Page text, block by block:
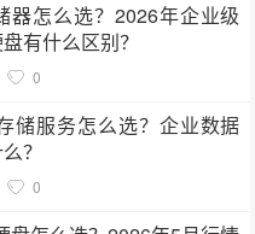
H100显卡(188)
西部数据(187)
(185)
西数硬盘(184)
器怎么选？2026年企业级
有什么区别？
0
储服务怎么选？企业数据
？
0